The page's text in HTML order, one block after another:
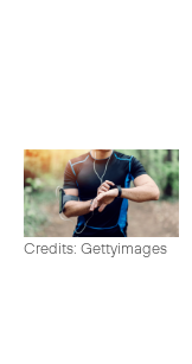
Credits: Gettyimages